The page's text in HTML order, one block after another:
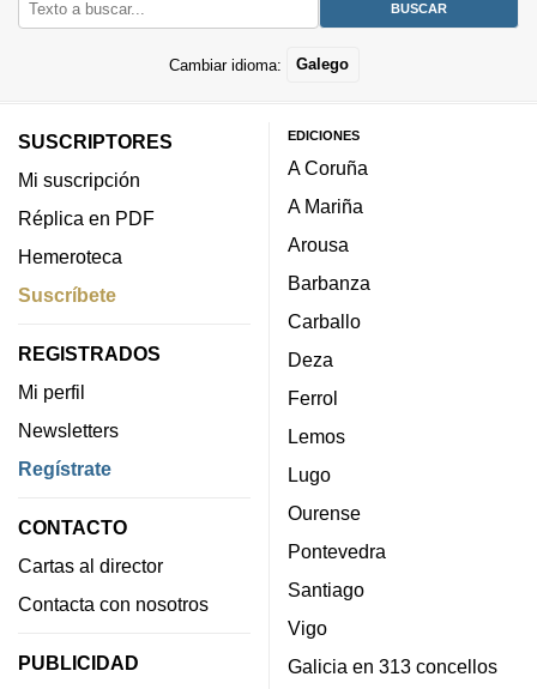
Cambiar idioma: Galego
SUSCRIPTORES
Mi suscripción
Réplica en PDF
Hemeroteca
Suscríbete
REGISTRADOS
Mi perfil
Newsletters
Regístrate
CONTACTO
Cartas al director
Contacta con nosotros
PUBLICIDAD
EDICIONES
A Coruña
A Mariña
Arousa
Barbanza
Carballo
Deza
Ferrol
Lemos
Lugo
Ourense
Pontevedra
Santiago
Vigo
Galicia en 313 concellos